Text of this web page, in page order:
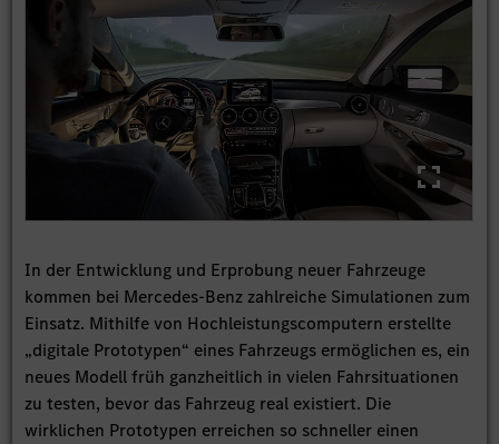
In der Entwicklung und Erprobung neuer Fahrzeuge
kommen bei Mercedes-Benz zahlreiche Simulationen zum
Einsatz. Mithilfe von Hochleistungscomputern erstellte
„digitale Prototypen“ eines Fahrzeugs ermöglichen es, ein
neues Modell früh ganzheitlich in vielen Fahrsituationen
zu testen, bevor das Fahrzeug real existiert. Die
wirklichen Prototypen erreichen so schneller einen